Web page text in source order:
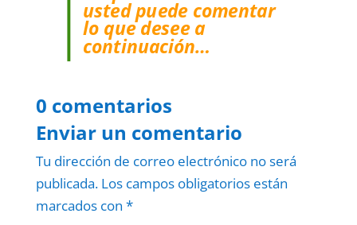
usted puede comentar
lo que desee a
continuación…
0 comentarios
Enviar un comentario
Tu dirección de correo electrónico no será
publicada. Los campos obligatorios están
marcados con *